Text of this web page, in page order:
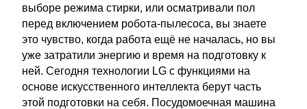
выборе режима стирки, или осматривали пол
перед включением робота-пылесоса, вы знаете
это чувство, когда работа ещё не началась, но вы
уже затратили энергию и время на подготовку к
ней. Сегодня технологии LG с функциями на
основе искусственного интеллекта берут часть
этой подготовки на себя. Посудомоечная машина